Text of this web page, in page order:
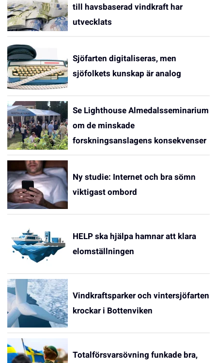
till havsbaserad vindkraft har
utvecklats
Sjöfarten digitaliseras, men
sjöfolkets kunskap är analog
Se Lighthouse Almedalsseminarium
om de minskade
forskningsanslagens konsekvenser
Ny studie: Internet och bra sömn
viktigast ombord
HELP ska hjälpa hamnar att klara
elomställningen
Vindkraftsparker och vintersjöfarten
krockar i Bottenviken
Totalförsvarsövning funkade bra,